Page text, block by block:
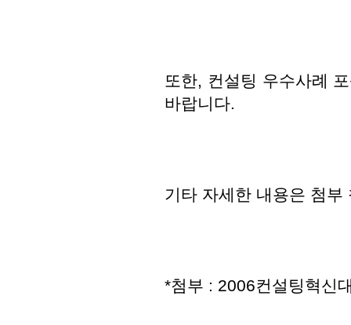
또한, 컨설팅 우수사례
바랍니다.
기타 자세한 내용은 첨부
*첨부 : 2006컨설팅혁신